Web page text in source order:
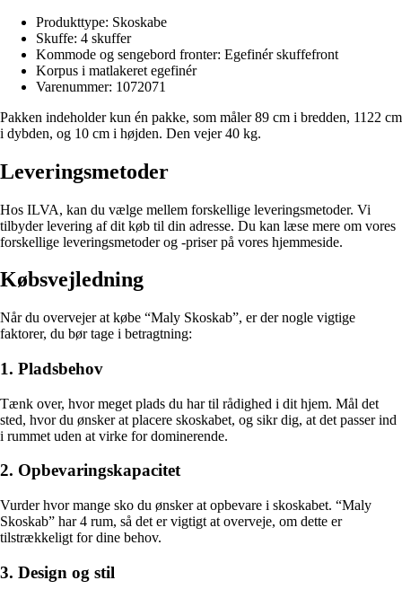
Produkttype: Skoskabe
Skuffe: 4 skuffer
Kommode og sengebord fronter: Egefinér skuffefront
Korpus i matlakeret egefinér
Varenummer: 1072071
Pakken indeholder kun én pakke, som måler 89 cm i bredden, 1122 cm
i dybden, og 10 cm i højden. Den vejer 40 kg.
Leveringsmetoder
Hos ILVA, kan du vælge mellem forskellige leveringsmetoder. Vi
tilbyder levering af dit køb til din adresse. Du kan læse mere om vores
forskellige leveringsmetoder og -priser på vores hjemmeside.
Købsvejledning
Når du overvejer at købe “Maly Skoskab”, er der nogle vigtige
faktorer, du bør tage i betragtning:
1. Pladsbehov
Tænk over, hvor meget plads du har til rådighed i dit hjem. Mål det
sted, hvor du ønsker at placere skoskabet, og sikr dig, at det passer ind
i rummet uden at virke for dominerende.
2. Opbevaringskapacitet
Vurder hvor mange sko du ønsker at opbevare i skoskabet. “Maly
Skoskab” har 4 rum, så det er vigtigt at overveje, om dette er
tilstrækkeligt for dine behov.
3. Design og stil